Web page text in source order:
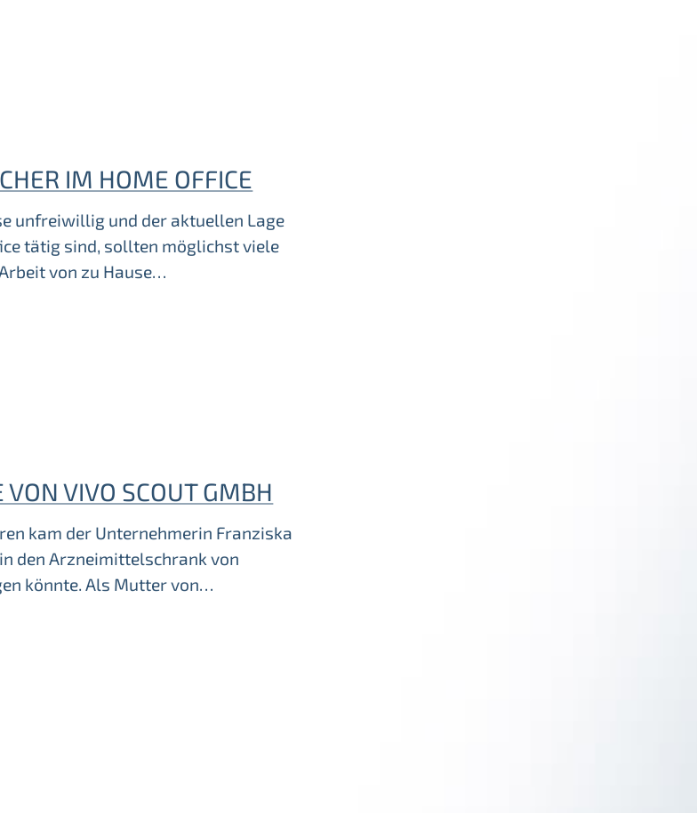
IM HOME OFFICE
unfreiwillig und der aktuellen Lage
tätig sind, sollten möglichst viele
von zu Hause…
VON VIVO SCOUT GMBH
kam der Unternehmerin Franziska
den Arzneimittelschrank von
könnte. Als Mutter von…